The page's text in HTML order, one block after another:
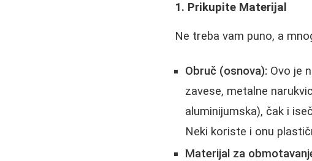
1. Prikupite Materijal
Ne treba vam puno, a
Obruč (osnova): Ovo je
zavesе, metalne
aluminijumska), čak i
Neki koriste i onu
Materijal za